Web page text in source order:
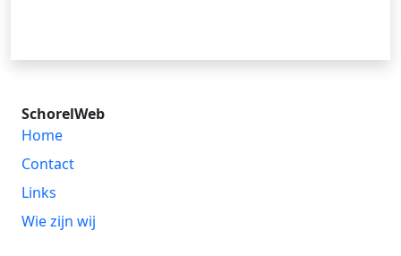
SchorelWeb
Home
Contact
Links
Wie zijn wij